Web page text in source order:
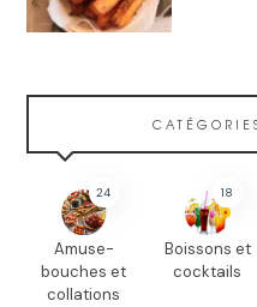
24
Amuse-
bouches et
collations
18
Boissons et
cocktails